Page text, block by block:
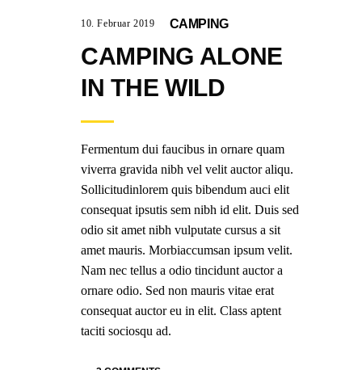
10. Februar 2019 CAMPING
CAMPING ALONE
IN THE WILD
Fermentum dui faucibus in ornare quam
viverra gravida nibh vel velit auctor aliqu.
Sollicitudinlorem quis bibendum auci elit
consequat ipsutis sem nibh id elit. Duis sed
odio sit amet nibh vulputate cursus a sit
amet mauris. Morbiaccumsan ipsum velit.
Nam nec tellus a odio tincidunt auctor a
ornare odio. Sed non mauris vitae erat
consequat auctor eu in elit. Class aptent
taciti sociosqu ad.